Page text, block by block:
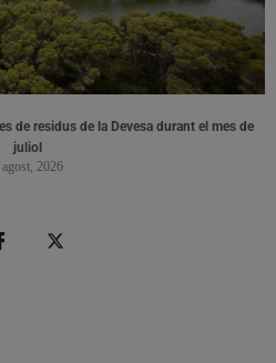
de residus de la Devesa durant el mes de
juliol
2026